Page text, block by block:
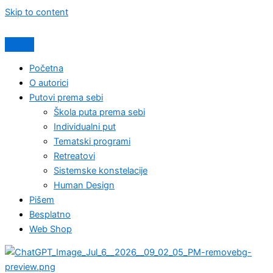
Skip to content
Početna
O autorici
Putovi prema sebi
Škola puta prema sebi
Individualni put
Tematski programi
Retreatovi
Sistemske konstelacije
Human Design
Pišem
Besplatno
Web Shop